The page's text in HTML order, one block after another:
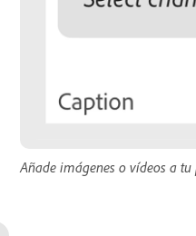
Añade imágenes o vídeos a